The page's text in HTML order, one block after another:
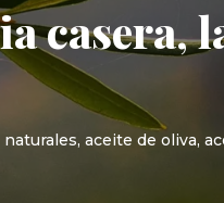
casera,
aceite de oliva,